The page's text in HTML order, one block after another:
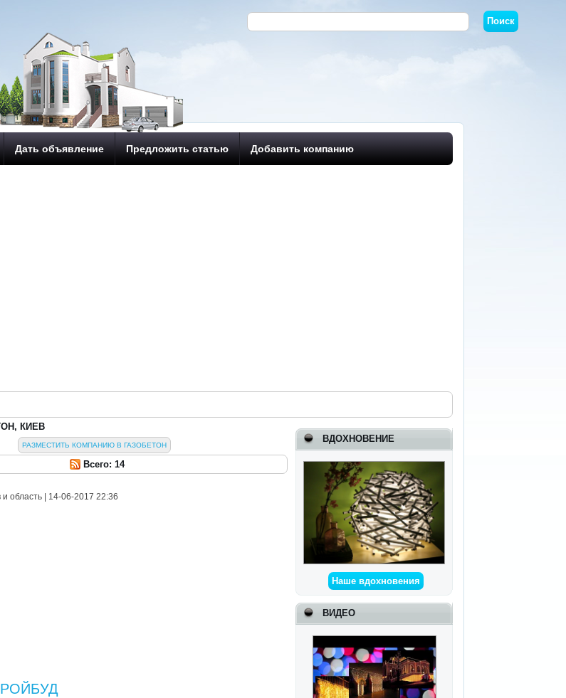
Дать объявление Предложить статью Добавить компанию
ВДОХНОВЕНИЕ
Наше вдохновения
ВИДЕО
КИЕВ
РАЗМЕСТИТЬ КОМПАНИЮ В ГАЗОБЕТОН
Всего: 14
и область | 14-06-2017 22:36